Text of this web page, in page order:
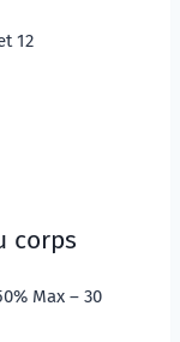
12
corps
Max – 30